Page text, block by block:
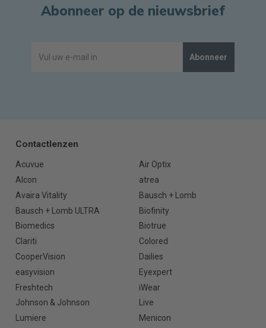
Abonneer op de nieuwsbrief
Abonneer
Contactlenzen
Acuvue
Air Optix
Alcon
atrea
Avaira Vitality
Bausch + Lomb
Bausch + Lomb ULTRA
Biofinity
Biomedics
Biotrue
Clariti
Colored
CooperVision
Dailies
easyvision
Eyexpert
Freshtech
iWear
Johnson & Johnson
Live
Lumiere
Menicon